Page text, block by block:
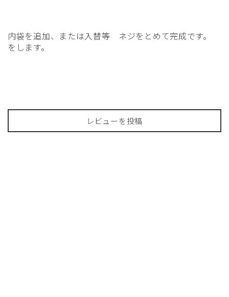
内袋を追加、または入替等
をします。
ネジをとめて完成です。
レビューを投稿